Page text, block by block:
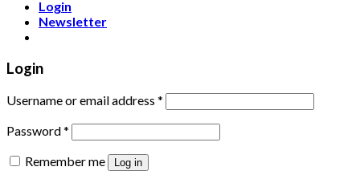
Login
Newsletter
Login
Username or email address *
Password*
Remember me
Log in